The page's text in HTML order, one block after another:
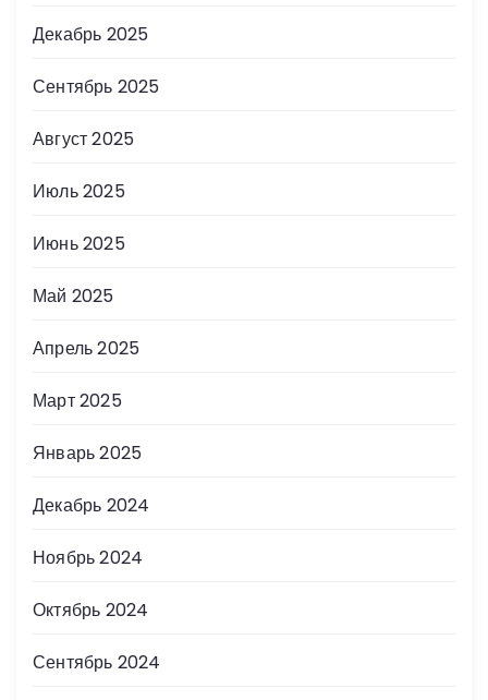
Декабрь 2025
Сентябрь 2025
Август 2025
Июль 2025
Июнь 2025
Май 2025
Апрель 2025
Март 2025
Январь 2025
Декабрь 2024
Ноябрь 2024
Октябрь 2024
Сентябрь 2024